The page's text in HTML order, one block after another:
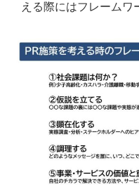
える際にはフレームワ